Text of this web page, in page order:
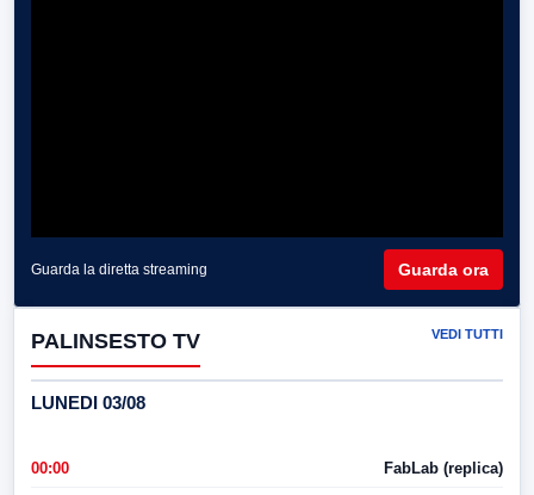
Guarda la diretta streaming Guarda ora
PALINSESTO TV VEDI TUTTI
LUNEDI 03/08
00:00 FabLab (replica)